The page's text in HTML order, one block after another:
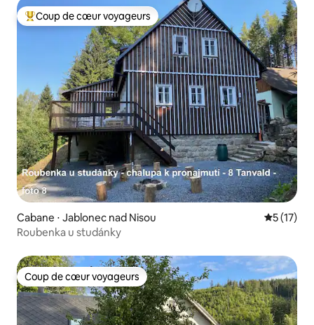
Coups de cœur voyageurs les plus appréciés
Coup de cœur voyageurs
Cabane ⋅ Jablonec nad Nisou
5 (17)
Roubenka u studánky
Coup de cœur voyageurs
Coup de cœur voyageurs